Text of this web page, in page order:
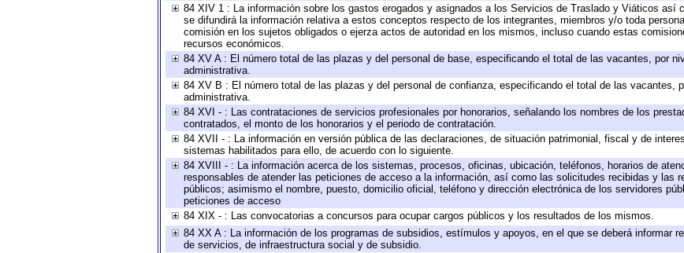
84 XIV 1 : La información sobre los gastos erogados y asignados a los Servicios de Traslado y Viáticos así
se difundirá la información relativa a estos conceptos respecto de los integrantes, miembros y/o toda
comisión en los sujetos obligados o ejerza actos de autoridad en los mismos, incluso cuando estas
recursos económicos.
84 XV A : El número total de las plazas y del personal de base, especificando el total de las vacantes, por
administrativa.
84 XV B : El número total de las plazas y del personal de confianza, especificando el total de las vacantes,
administrativa.
84 XVI - : Las contrataciones de servicios profesionales por honorarios, señalando los nombres de los
contratados, el monto de los honorarios y el periodo de contratación.
84 XVII - : La información en versión pública de las declaraciones, de situación patrimonial, fiscal y de
sistemas habilitados para ello, de acuerdo con lo siguiente.
84 XVIII - : La información acerca de los sistemas, procesos, oficinas, ubicación, teléfonos, horarios de
responsables de atender las peticiones de acceso a la información, así como las solicitudes recibidas y las
públicos; asimismo el nombre, puesto, domicilio oficial, teléfono y dirección electrónica de los servidores
peticiones de acceso
84 XIX - : Las convocatorias a concursos para ocupar cargos públicos y los resultados de los mismos.
84 XX A : La información de los programas de subsidios, estímulos y apoyos, en el que se deberá informar
de servicios, de infraestructura social y de subsidio.